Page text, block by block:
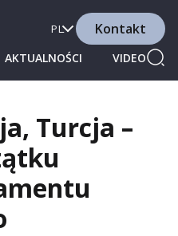
AKTUALNOŚCI VIDEO
PL Kontakt
Turcja –